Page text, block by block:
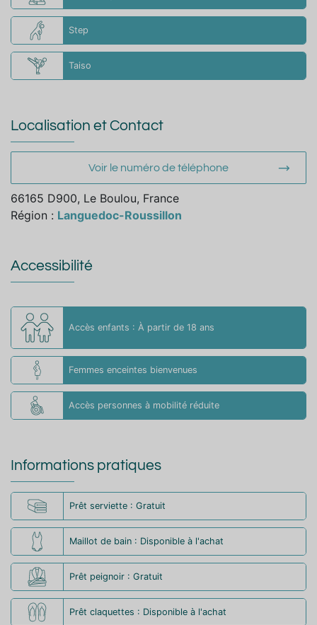
Step
Taiso
Localisation et Contact
Voir le numéro de téléphone
66165 D900, Le Boulou, France
Région : Languedoc-Roussillon
Accessibilité
Accès enfants : À partir de 18 ans
Femmes enceintes bienvenues
Accès personnes à mobilité réduite
Informations pratiques
Prêt serviette : Gratuit
Maillot de bain : Disponible à l'achat
Prêt peignoir : Gratuit
Prêt claquettes : Disponible à l'achat